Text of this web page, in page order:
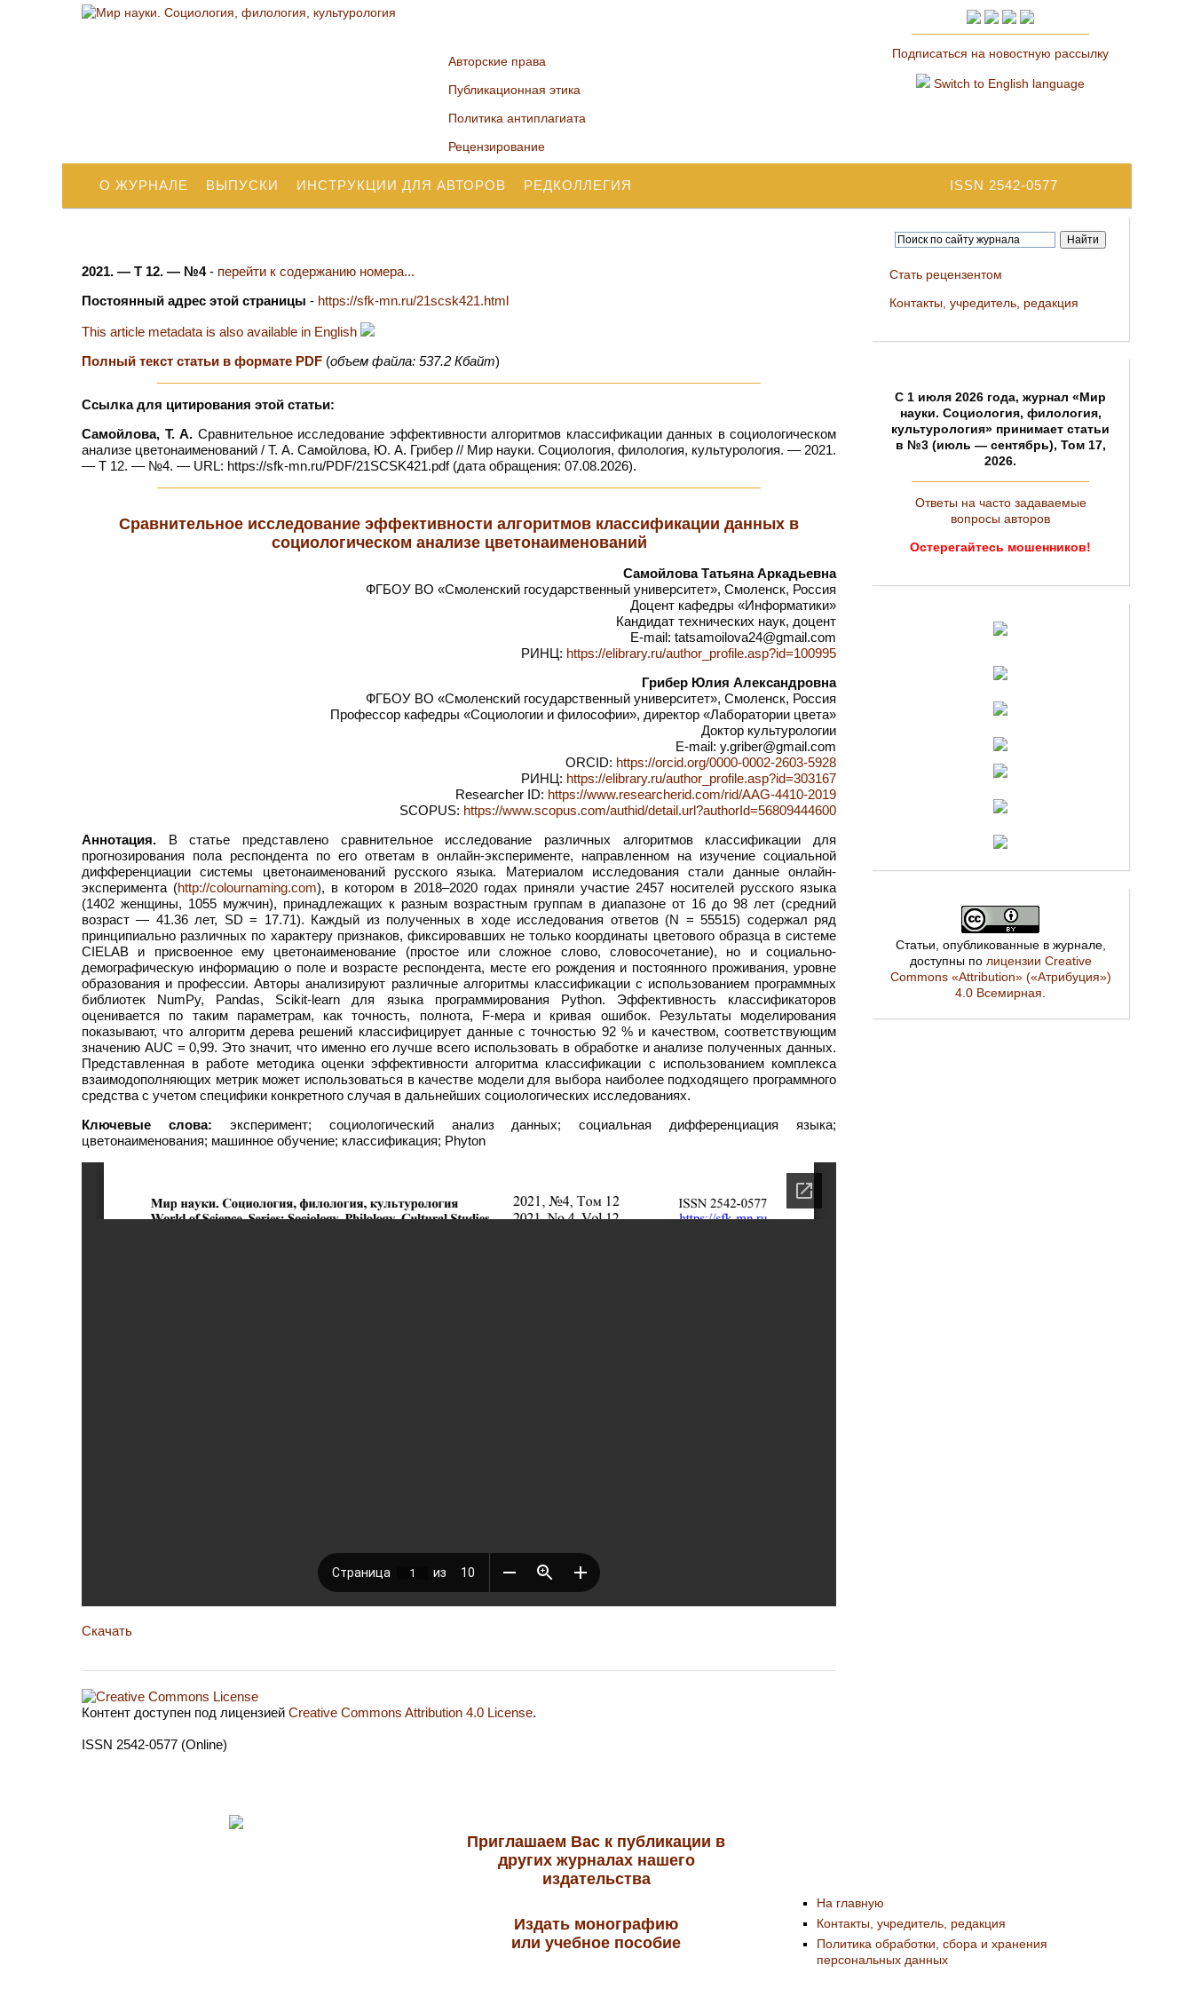
Авторские права
Публикационная этика
Политика антиплагиата
Рецензирование
Подписаться на новостную рассылку
Switch to English language
ISSN 2542-0577
О ЖУРНАЛЕ ВЫПУСКИ ИНСТРУКЦИИ ДЛЯ АВТОРОВ РЕДКОЛЛЕГИЯ
2021. — Т 12. — №4- перейти к содержанию номера...
Постоянный адрес этой страницы - https://sfk-mn.ru/21scsk421.html
This article metadata is also available in English
Полный текст статьи в формате PDF (объем файла: 537.2 Кбайт)
Ссылка для цитирования этой статьи:
Самойлова, Т. А. Сравнительное исследование эффективности алгоритмов классификации данных в социологическом
анализе цветонаименований / Т. А. Самойлова, Ю. А. Грибер // Мир науки. Социология, филология, культурология. — 2021.
— Т 12. — №4. — URL: https://sfk-mn.ru/PDF/21SCSK421.pdf (дата обращения: 07.08.2026).
Сравнительное исследование эффективности алгоритмов классификации данных в
социологическом анализе цветонаименований
Самойлова Татьяна Аркадьевна
ФГБОУ ВО «Смоленский государственный университет», Смоленск, Россия
Доцент кафедры «Информатики»
Кандидат технических наук, доцент
E-mail: tatsamoilova24@gmail.com
РИНЦ: https://elibrary.ru/author_profile.asp?id=100995
Грибер Юлия Александровна
ФГБОУ ВО «Смоленский государственный университет», Смоленск, Россия
Профессор кафедры «Социологии и философии», директор «Лаборатории цвета»
Доктор культурологии
E-mail: y.griber@gmail.com
ORCID: https://orcid.org/0000-0002-2603-5928
РИНЦ: https://elibrary.ru/author_profile.asp?id=303167
Researcher ID: https://www.researcherid.com/rid/AAG-4410-2019
SCOPUS: https://www.scopus.com/authid/detail.url?authorId=56809444600
Аннотация. В статье представлено сравнительное исследование различных алгоритмов классификации для
прогнозирования пола респондента по его ответам в онлайн-эксперименте, направленном на изучение социальной
дифференциации системы цветонаименований русского языка. Материалом исследования стали данные онлайн-
эксперимента (http://colournaming.com), в котором в 2018–2020 годах приняли участие 2457 носителей русского языка
(1402 женщины, 1055 мужчин), принадлежащих к разным возрастным группам в диапазоне от 16 до 98 лет (средний
возраст — 41.36 лет, SD = 17.71). Каждый из полученных в ходе исследования ответов (N = 55515) содержал ряд
принципиально различных по характеру признаков, фиксировавших не только координаты цветового образца в системе
CIELAB и присвоенное ему цветонаименование (простое или сложное слово, словосочетание), но и социально-
демографическую информацию о поле и возрасте респондента, месте его рождения и постоянного проживания, уровне
образования и профессии. Авторы анализируют различные алгоритмы классификации с использованием программных
библиотек NumPy, Pandas, Scikit-learn для языка программирования Python. Эффективность классификаторов
оценивается по таким параметрам, как точность, полнота, F-мера и кривая ошибок. Результаты моделирования
показывают, что алгоритм дерева решений классифицирует данные с точностью 92 % и качеством, соответствующим
значению AUC = 0,99. Это значит, что именно его лучше всего использовать в обработке и анализе полученных данных.
Представленная в работе методика оценки эффективности алгоритма классификации с использованием комплекса
взаимодополняющих метрик может использоваться в качестве модели для выбора наиболее подходящего программного
средства с учетом специфики конкретного случая в дальнейших социологических исследованиях.
Ключевые слова: эксперимент; социологический анализ данных; социальная дифференциация языка;
цветонаименования; машинное обучение; классификация; Phyton
Скачать
Контент доступен под лицензией Creative Commons Attribution 4.0 License.
ISSN 2542-0577 (Online)
Стать рецензентом
Контакты, учредитель, редакция
C 1 июля 2026 года, журнал «Мир
науки. Социология, филология,
культурология» принимает статьи
в №3 (июль — сентябрь), Том 17,
2026.
Ответы на часто задаваемые
вопросы авторов
Остерегайтесь мошенников!
Статьи, опубликованные в журнале,
доступны по лицензии Creative
Commons «Attribution» («Атрибуция»)
4.0 Всемирная
Приглашаем Вас к публикации в
других журналах нашего
издательства
Издать монографию
или учебное пособие
На главную
Контакты, учредитель, редакция
Политика обработки, сбора и хранения
персональных данных